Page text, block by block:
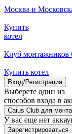
Москва и
Купить
котел
Клуб монтажников
Купить котел
Вход/Регистрация
Выберете один из
способов входа в
Caius Club для
У вас еще нет
Зарегистрироваться